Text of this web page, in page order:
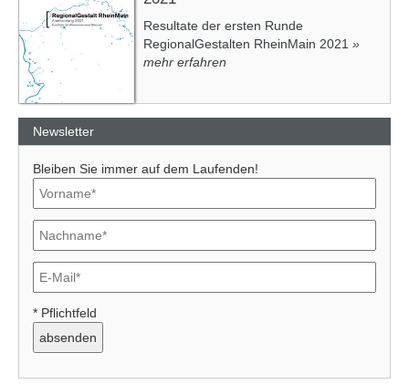
Resultate der ersten Runde
RegionalGestalten RheinMain 2021 »
mehr erfahren
Newsletter
Bleiben Sie immer auf dem Laufenden!
* Pflichtfeld